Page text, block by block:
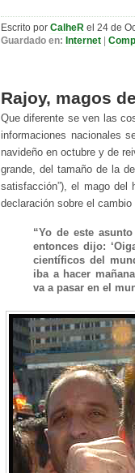
Escrito por CalheR el 24 de
Guardado en: Internet
Rajoy, magos
Que diferente se ven las
informaciones nacionales
navideño en octubre y de
grande, del tamaño de la
satisfacción”), el mago del
declaración sobre el
“Yo de este
entonces dijo:
científicos del
iba a hacer
va a pasar en el